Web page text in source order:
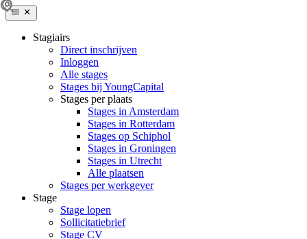
Stagiairs
Direct inschrijven
Inloggen
Alle stages
Stages bij YoungCapital
Stages per plaats
Stages in Amsterdam
Stages in Rotterdam
Stages op Schiphol
Stages in Groningen
Stages in Utrecht
Alle plaatsen
Stages per werkgever
Stage
Stage lopen
Sollicitatiebrief
Stage CV